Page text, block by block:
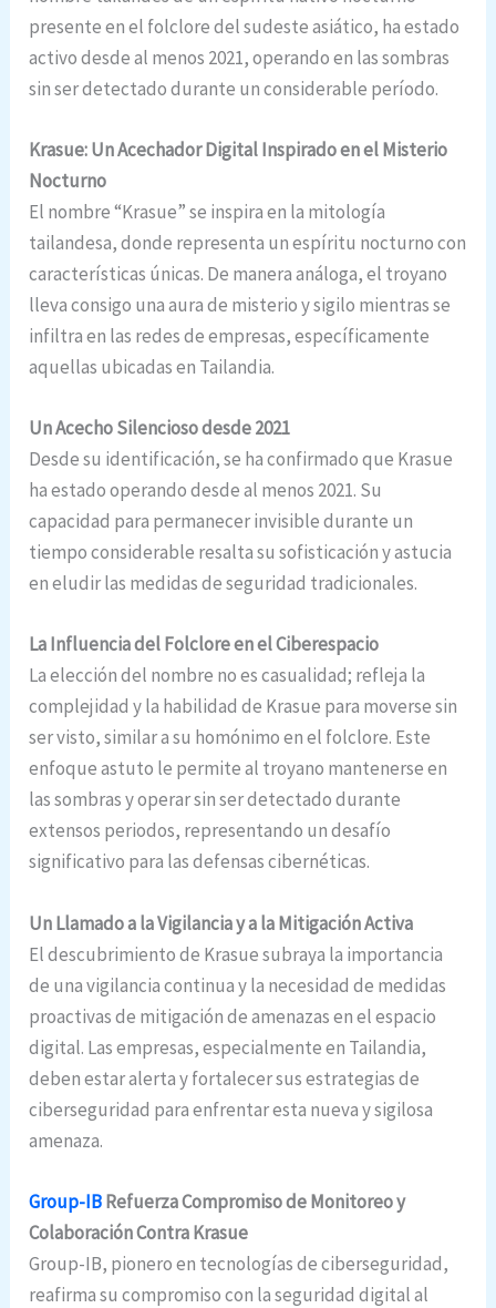
presente en el folclore del sudeste asiático, ha estado
activo desde al menos 2021, operando en las sombras
sin ser detectado durante un considerable período.
Krasue: Un Acechador Digital Inspirado en el Misterio
Nocturno
El nombre “Krasue” se inspira en la mitología
tailandesa, donde representa un espíritu nocturno con
características únicas. De manera análoga, el troyano
lleva consigo una aura de misterio y sigilo mientras se
infiltra en las redes de empresas, específicamente
aquellas ubicadas en Tailandia.
Un Acecho Silencioso desde 2021
Desde su identificación, se ha confirmado que Krasue
ha estado operando desde al menos 2021. Su
capacidad para permanecer invisible durante un
tiempo considerable resalta su sofisticación y astucia
en eludir las medidas de seguridad tradicionales.
La Influencia del Folclore en el Ciberespacio
La elección del nombre no es casualidad; refleja la
complejidad y la habilidad de Krasue para moverse sin
ser visto, similar a su homónimo en el folclore. Este
enfoque astuto le permite al troyano mantenerse en
las sombras y operar sin ser detectado durante
extensos periodos, representando un desafío
significativo para las defensas cibernéticas.
Un Llamado a la Vigilancia y a la Mitigación Activa
El descubrimiento de Krasue subraya la importancia
de una vigilancia continua y la necesidad de medidas
proactivas de mitigación de amenazas en el espacio
digital. Las empresas, especialmente en Tailandia,
deben estar alerta y fortalecer sus estrategias de
ciberseguridad para enfrentar esta nueva y sigilosa
amenaza.
Group-IBRefuerza Compromiso de Monitoreo y
Colaboración Contra Krasue
Group-IB, pionero en tecnologías de ciberseguridad,
reafirma su compromiso con la seguridad digital al